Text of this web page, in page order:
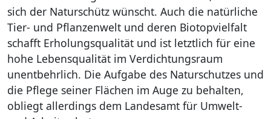
sich der Naturschütz wünscht. Auch die natürliche
Tier- und Pflanzenwelt und deren Biotopvielfalt
schafft Erholungsqualität und ist letztlich für eine
hohe Lebensqualität im Verdichtungsraum
unentbehrlich. Die Aufgabe des Naturschutzes und
die Pflege seiner Flächen im Auge zu behalten,
obliegt allerdings dem Landesamt für Umwelt-